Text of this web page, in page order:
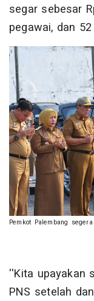
segar sebesar
pegawai, dan
Pemkot Palembang
''Kita upayakan
PNS setelah